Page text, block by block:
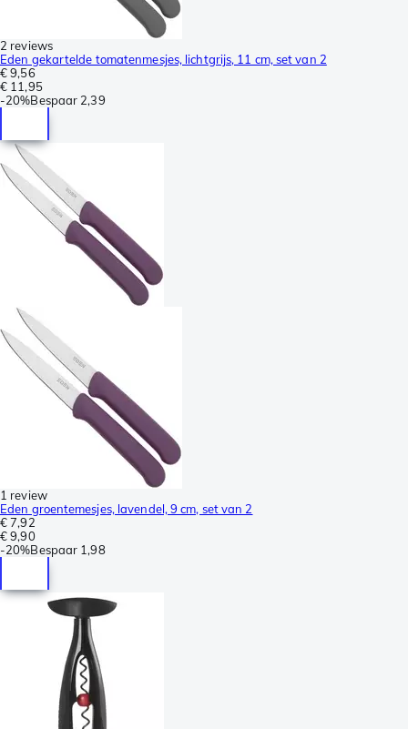
2 reviews
Eden gekartelde tomatenmesjes, lichtgrijs, 11 cm, set van 2
€ 9,56
€ 11,95
-20%Bespaar 2,39
1 review
Eden groentemesjes, lavendel, 9 cm, set van 2
€ 7,92
€ 9,90
-20%Bespaar 1,98